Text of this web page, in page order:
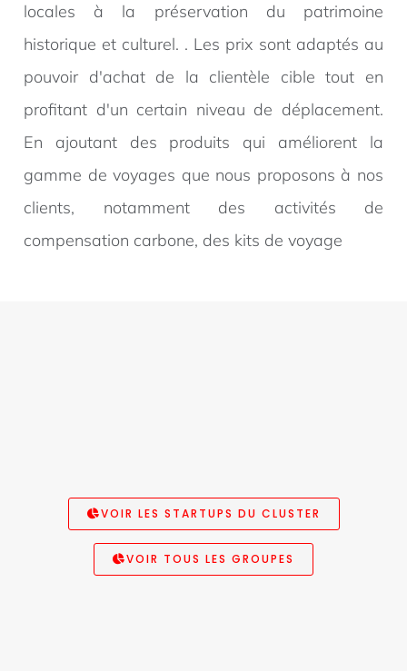
locales à la préservation du patrimoine
historique et culturel. . Les prix sont adaptés au
pouvoir d'achat de la clientèle cible tout en
profitant d'un certain niveau de déplacement.
En ajoutant des produits qui améliorent la
gamme de voyages que nous proposons à nos
clients, notamment des activités de
compensation carbone, des kits de voyage
VOIR LES STARTUPS DU CLUSTER
VOIR TOUS LES GROUPES